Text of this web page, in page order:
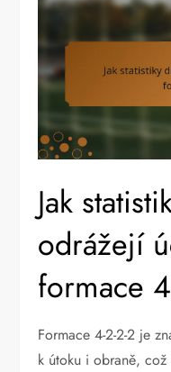
Jak
odrážejí
formace
Formace 4-2-2-2 je
k útoku i obraně, což